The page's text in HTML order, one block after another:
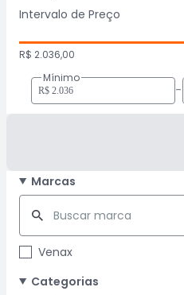
Intervalo de Preço
R$ 2.036,00
Mínimo
-
Marcas
Venax
Categorias